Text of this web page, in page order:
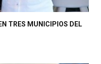
TRES MUNICIPIOS DEL